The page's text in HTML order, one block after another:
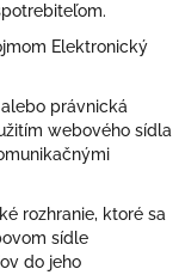
Elektronický
právnická
webového sídla
rozhranie, ktoré sa
sídle
do jeho